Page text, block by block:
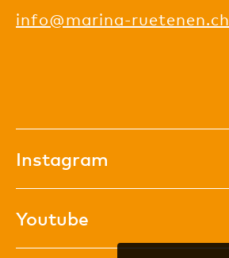
info@marina-ruetenen.ch
Instagram
Youtube